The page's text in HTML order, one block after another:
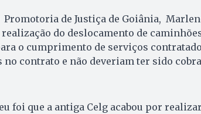
de Justiça de Goiânia,
do deslocamento de
o cumprimento de serviços
no contrato e não deveriam ter sido
foi que a antiga Celg acabou por